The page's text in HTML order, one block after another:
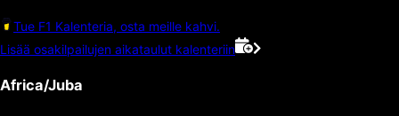
Tue F1 Kalenteria, osta meille kahvi.
Lisää osakilpailujen aikataulut kalenteriin
Africa/Juba